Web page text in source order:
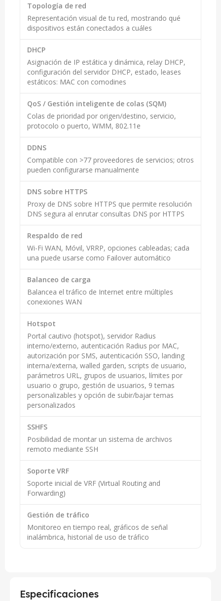
Topología de red
Representación visual de tu red, mostrando qué
dispositivos están conectados a cuáles
DHCP
Asignación de IP estática y dinámica, relay DHCP,
configuración del servidor DHCP, estado, leases
estáticos: MAC con comodines
QoS / Gestión inteligente de colas (SQM)
Colas de prioridad por origen/destino, servicio,
protocolo o puerto, WMM, 802.11e
DDNS
Compatible con >77 proveedores de servicios; otros
pueden configurarse manualmente
DNS sobre HTTPS
Proxy de DNS sobre HTTPS que permite resolución
DNS segura al enrutar consultas DNS por HTTPS
Respaldo de red
Wi-Fi WAN, Móvil, VRRP, opciones cableadas; cada
una puede usarse como Failover automático
Balanceo de carga
Balancea el tráfico de Internet entre múltiples
conexiones WAN
Hotspot
Portal cautivo (hotspot), servidor Radius
interno/externo, autenticación Radius por MAC,
autorización por SMS, autenticación SSO, landing
interna/externa, walled garden, scripts de usuario,
parámetros URL, grupos de usuarios, límites por
usuario o grupo, gestión de usuarios, 9 temas
personalizables y opción de subir/bajar temas
personalizados
SSHFS
Posibilidad de montar un sistema de archivos
remoto mediante SSH
Soporte VRF
Soporte inicial de VRF (Virtual Routing and
Forwarding)
Gestión de tráfico
Monitoreo en tiempo real, gráficos de señal
inalámbrica, historial de uso de tráfico
Especificaciones